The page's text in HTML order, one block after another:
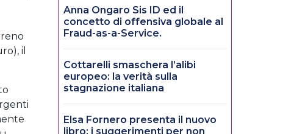
il
Anna Ongaro Sis ID ed il
concetto di offensiva globale al
Fraud-as-a-Service.
Cottarelli smaschera l’alibi
europeo: la verità sulla
stagnazione italiana
Elsa Fornero presenta il nuovo
libro: i suggerimenti per non